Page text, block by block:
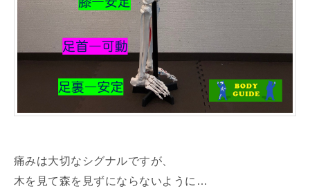
痛みは大切なシグナルですが、
木を見て森を見ずにならないように…